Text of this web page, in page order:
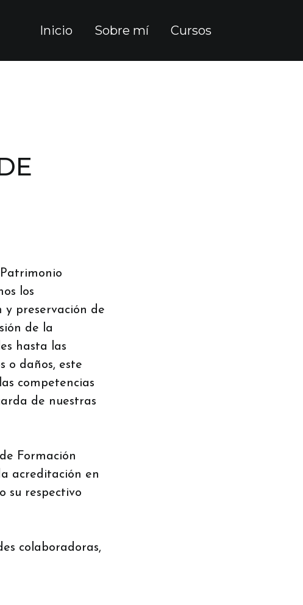
Inicio Sobre mí Cursos
los
y preservación de
de la
hasta las
o daños, este
competencias
de nuestras
Formación
acreditación en
su respectivo
colaboradoras,